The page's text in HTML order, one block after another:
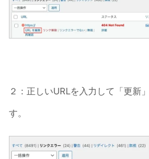
２：正しいURLを入力して「更新
す。